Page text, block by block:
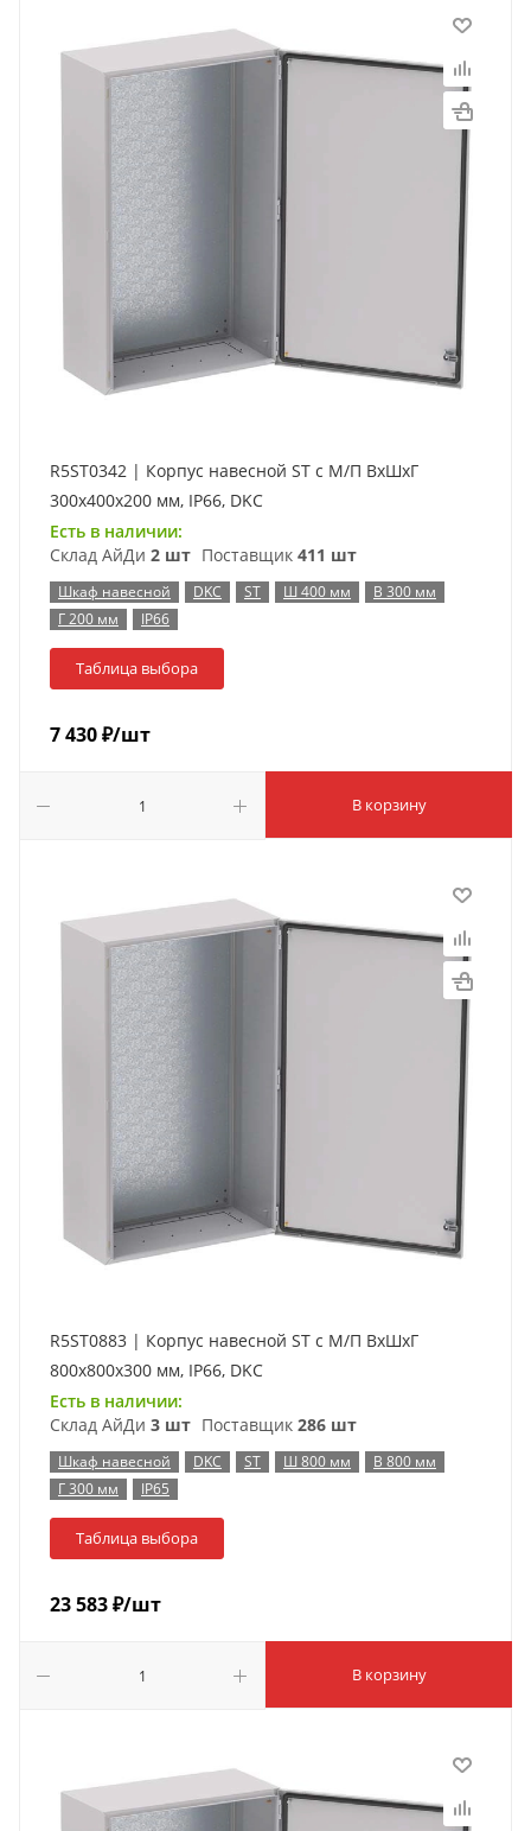
R5ST0342 | Корпус навесной ST с М/П ВxШxГ
300x400x200 мм, IP66, DKC
Есть в наличии:
Склад АйДи 2 шт Поставщик 411 шт
Шкаф навесной DKC ST Ш 400 мм
В 300 мм
Г 200 мм
IP66
Таблица выбора
7 430₽/шт
В корзину
R5ST0883 | Корпус навесной ST с М/П ВxШxГ
800x800x300 мм, IP66, DKC
Есть в наличии:
Склад АйДи 3 шт Поставщик 286 шт
Шкаф навесной DKC ST Ш 800 мм
В 800 мм
Г 300 мм
IP65
Таблица выбора
23 583₽/шт
В корзину